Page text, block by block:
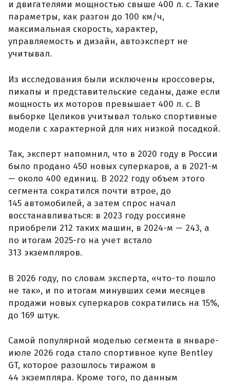
и двигателями мощностью свыше 400 л. с. Такие
параметры, как разгон до 100 км/ч,
максимальная скорость, характер,
управляемость и дизайн, автоэксперт не
учитывал.
Из исследования были исключены кроссоверы,
пикапы и представительские седаны, даже если
мощность их моторов превышает 400 л. с. В
выборке Целиков учитывал только спортивные
модели с характерной для них низкой посадкой.
Так, эксперт напомнил, что в 2020 году в России
было продано 450 новых суперкаров, а в 2021-м
— около 400 единиц. В 2022 году объем этого
сегмента сократился почти втрое, до
145 автомобилей, а затем спрос начал
восстанавливаться: в 2023 году россияне
приобрели 212 таких машин, в 2024-м — 243, а
по итогам 2025-го на учет встало
313 экземпляров.
В 2026 году, по словам эксперта, «что-то пошло
не так», и по итогам минувших семи месяцев
продажи новых суперкаров сократились на 15%,
до 169 штук.
Самой популярной моделью сегмента в январе-
июле 2026 года стало спортивное купе Bentley
GT, которое разошлось тиражом в
44 экземпляра. Кроме того, по данным